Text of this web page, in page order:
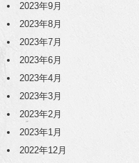
2023年9月
2023年8月
2023年7月
2023年6月
2023年4月
2023年3月
2023年2月
2023年1月
2022年12月